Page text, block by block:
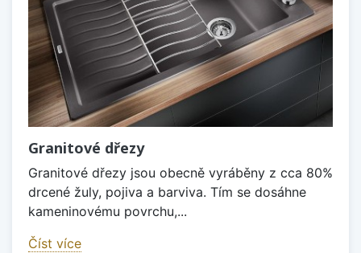
Granitové dřezy
Granitové dřezy jsou obecně vyráběny z cca 80%
drcené žuly, pojiva a barviva. Tím se dosáhne
kameninovému povrchu,...
Číst více